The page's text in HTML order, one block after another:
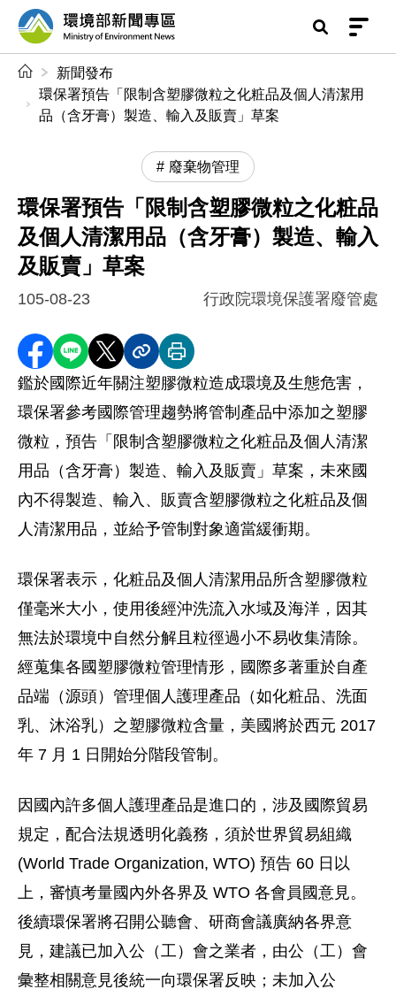
前往中央內容區塊
環境部新聞專區
新聞發布
環保署預告「限制含塑膠微粒之化粧品及個人清潔用
品（含牙膏）製造、輸入及販賣」草案
廢棄物管理
環保署預告「限制含塑膠微粒之化粧品
及個人清潔用品（含牙膏）製造、輸入
及販賣」草案
105-08-23 行政院環境保護署廢管處
分享至 Facebook
分享到 LINE
分享到 X分享內容連結
列印本頁
鑑於國際近年關注塑膠微粒造成環境及生態危害，
環保署參考國際管理趨勢將管制產品中添加之塑膠
微粒，預告「限制含塑膠微粒之化粧品及個人清潔
用品（含牙膏）製造、輸入及販賣」草案，未來國
內不得製造、輸入、販賣含塑膠微粒之化粧品及個
人清潔用品，並給予管制對象適當緩衝期。
環保署表示，化粧品及個人清潔用品所含塑膠微粒
僅毫米大小，使用後經沖洗流入水域及海洋，因其
無法於環境中自然分解且粒徑過小不易收集清除。
經蒐集各國塑膠微粒管理情形，國際多著重於自產
品端（源頭）管理個人護理產品（如化粧品、洗面
乳、沐浴乳）之塑膠微粒含量，美國將於西元 2017
年 7 月 1 日開始分階段管制。
因國內許多個人護理產品是進口的，涉及國際貿易
規定，配合法規透明化義務，須於世界貿易組織
(World Trade Organization, WTO) 預告 60 日以
上，審慎考量國內外各界及 WTO 各會員國意見。
後續環保署將召開公聽會、研商會議廣納各界意
見，建議已加入公（工）會之業者，由公（工）會
彙整相關意見後統一向環保署反映；未加入公